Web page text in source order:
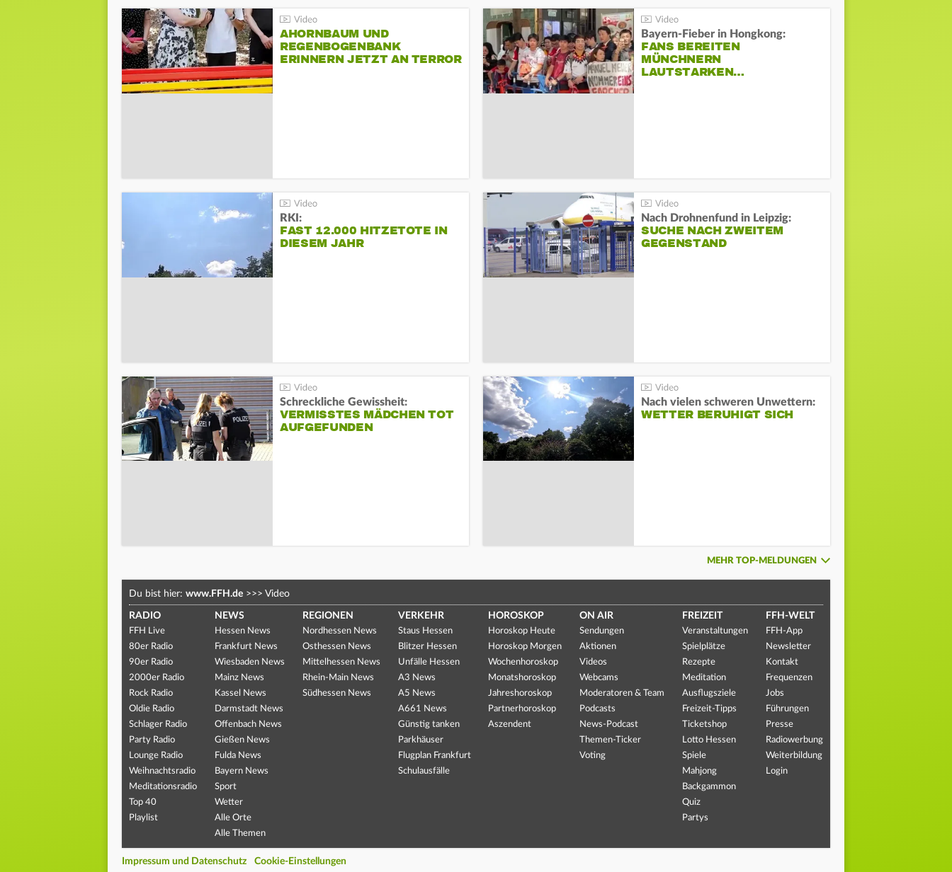
AHORNBAUM UND
REGENBOGENBANK
ERINNERN JETZT AN TERROR
Bayern-Fieber in Hongkong:
FANS BEREITEN
MÜNCHNERN
LAUTSTARKEN…
RKI:
FAST 12.000 HITZETOTE IN
DIESEM JAHR
Nach Drohnenfund in Leipzig:
SUCHE NACH ZWEITEM
GEGENSTAND
Schreckliche Gewissheit:
VERMISSTES MÄDCHEN TOT
AUFGEFUNDEN
Nach vielen schweren Unwettern:
WETTER BERUHIGT SICH
MEHR TOP-MELDUNGEN
Du bist hier: www.FFH.de >>> Video
RADIO
FFH Live
80er Radio
90er Radio
2000er Radio
Rock Radio
Oldie Radio
Schlager Radio
Party Radio
Lounge Radio
Weihnachtsradio
Meditationsradio
Top 40
Playlist
NEWS
Hessen News
Frankfurt News
Wiesbaden News
Mainz News
Kassel News
Darmstadt News
Offenbach News
Gießen News
Fulda News
Bayern News
Sport
Wetter
Alle Orte
Alle Themen
REGIONEN
Nordhessen News
Osthessen News
Mittelhessen News
Rhein-Main News
Südhessen News
VERKEHR
Staus Hessen
Blitzer Hessen
Unfälle Hessen
A3 News
A5 News
A661 News
Günstig tanken
Parkhäuser
Flugplan Frankfurt
Schulausfälle
HOROSKOP
Horoskop Heute
Horoskop Morgen
Wochenhoroskop
Monatshoroskop
Jahreshoroskop
Partnerhoroskop
Aszendent
ON AIR
Sendungen
Aktionen
Videos
Webcams
Moderatoren & Team
Podcasts
News-Podcast
Themen-Ticker
Voting
FREIZEIT
Veranstaltungen
Spielplätze
Rezepte
Meditation
Ausflugsziele
Freizeit-Tipps
Ticketshop
Lotto Hessen
Spiele
Mahjong
Backgammon
Quiz
Partys
FFH-WELT
FFH-App
Newsletter
Kontakt
Frequenzen
Jobs
Führungen
Presse
Radiowerbung
Weiterbildung
Login
Impressum und Datenschutz Cookie-Einstellungen